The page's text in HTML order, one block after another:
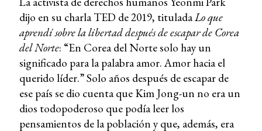
dijo en su charla TED de 2019, tituladaLo que
aprendí sobre la libertad después de escapar de Corea
del Norte: “En Corea del Norte solo hay un
significado para la palabra amor. Amor hacia el
querido líder.” Solo años después de escapar de
ese país se dio cuenta que Kim Jong-un no era un
dios todopoderoso que podía leer los
pensamientos de la población y que, además, era